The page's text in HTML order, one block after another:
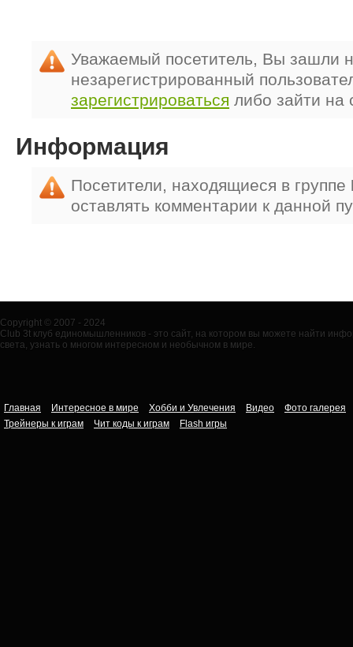
Уважаемый посетитель, Вы зашли
незарегистрированный
зарегистрироваться либо зайти на
Информация
Посетители, находящиеся в группе
оставлять комментарии к данной
Copyright © 2007 - 2024
Club 3t клуб единомышленников - это сайт, на котором вы можете найти
света, узнать о многом интересном и необычном в мире.
Главная Интересное в мире Хобби и Увлечения Видео
Фото галерея
Трейнеры к играм
Чит коды к играм Flash игры